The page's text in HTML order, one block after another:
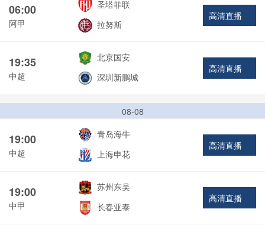
06:00
阿甲
圣塔菲联
拉努斯
高清直播
19:35
中超
北京国安
深圳新鹏城
高清直播
08-08
19:00
中超
青岛海牛
上海申花
高清直播
19:00
中甲
苏州东吴
长春亚泰
高清直播